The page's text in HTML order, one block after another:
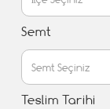
Semt
Teslim Tarihi